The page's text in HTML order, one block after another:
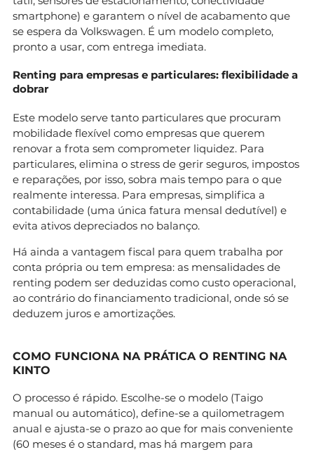
smartphone) e garantem o nível de acabamento que
se espera da Volkswagen. É um modelo completo,
pronto a usar, com entrega imediata.
Renting para empresas e particulares: flexibilidade a
dobrar
Este modelo serve tanto particulares que procuram
mobilidade flexível como empresas que querem
renovar a frota sem comprometer liquidez. Para
particulares, elimina o stress de gerir seguros, impostos
e reparações, por isso, sobra mais tempo para o que
realmente interessa. Para empresas, simplifica a
contabilidade (uma única fatura mensal dedutível) e
evita ativos depreciados no balanço.
Há ainda a vantagem fiscal para quem trabalha por
conta própria ou tem empresa: as mensalidades de
renting podem ser deduzidas como custo operacional,
ao contrário do financiamento tradicional, onde só se
deduzem juros e amortizações.
COMO FUNCIONA NA PRÁTICA O RENTING NA
KINTO
O processo é rápido. Escolhe-se o modelo (Taigo
manual ou automático), define-se a quilometragem
anual e ajusta-se o prazo ao que for mais conveniente
(60 meses é o standard, mas há margem para